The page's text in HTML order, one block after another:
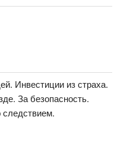
Инвестиции из страха.
За безопасность.